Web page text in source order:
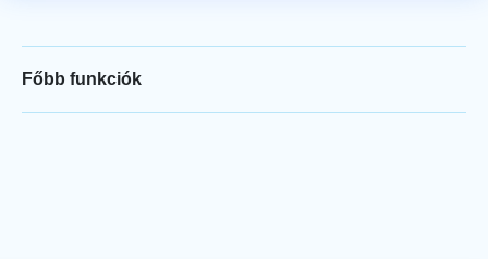
Főbb funkciók